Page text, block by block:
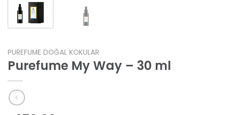
PUREFUME DOĞAL KOKULAR
Purefume My Way – 30 ml